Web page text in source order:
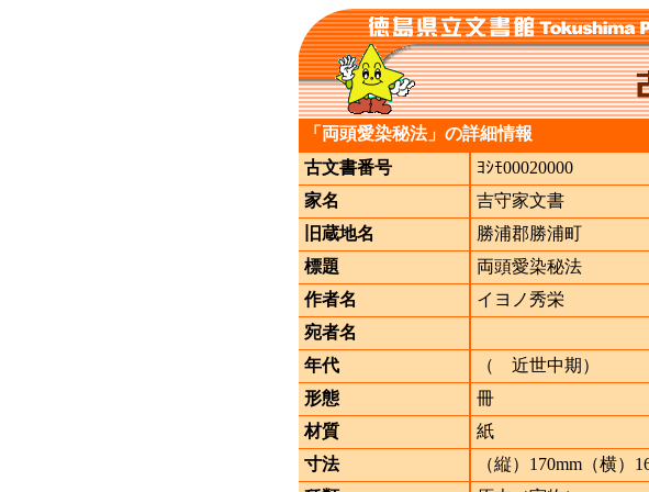
「両頭愛染秘法」の詳細情報
古文書番号
ﾖｼﾓ00020000
家名
吉守家文書
旧蔵地名
勝浦郡勝浦町
標題
両頭愛染秘法
作者名
イヨノ秀栄
宛者名
年代
（ 近世中期）
形態
冊
材質
紙
寸法
（縦）170mm（横）